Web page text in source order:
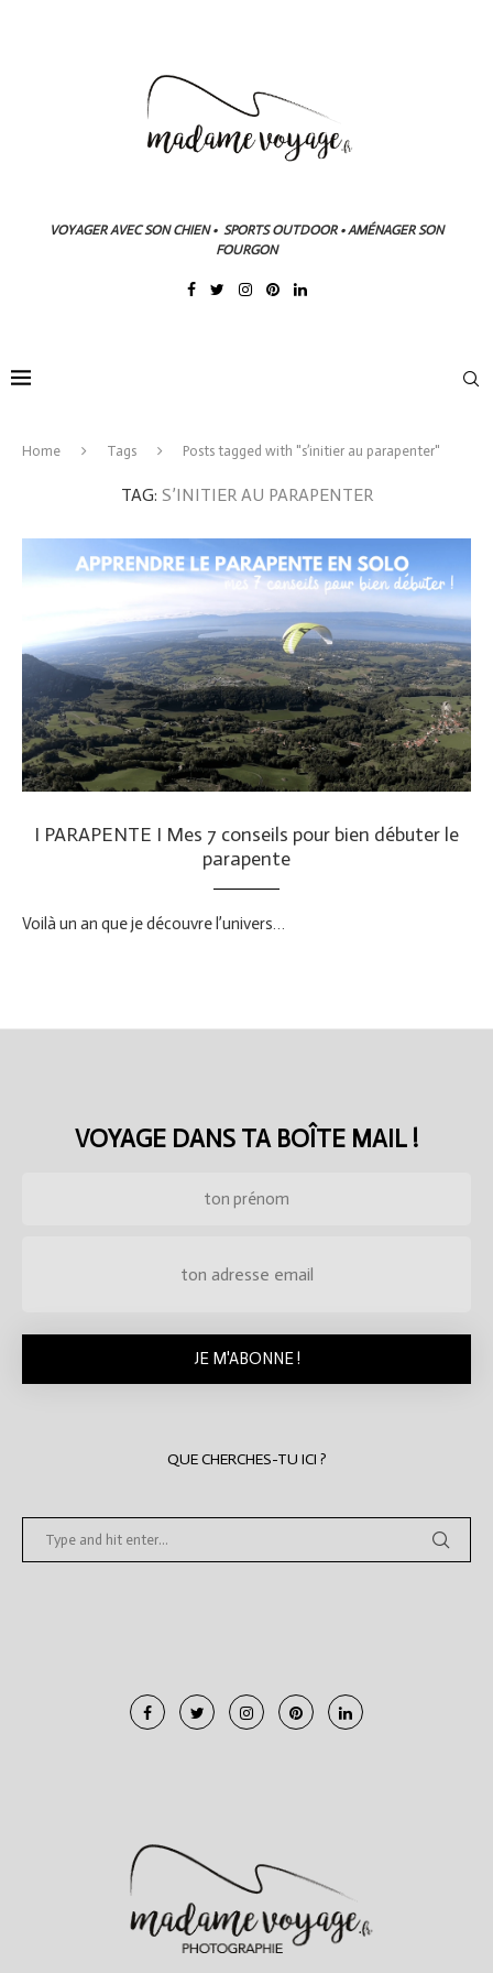
VOYAGER AVEC SON CHIEN • SPORTS OUTDOOR • AMÉNAGER SON
FOURGON
Home Tags Posts tagged with "s’initier au parapenter"
TAG: S’INITIER AU PARAPENTER
I PARAPENTE I Mes 7 conseils pour bien débuter le
parapente
Voilà un an que je découvre l’univers…
VOYAGE DANS TA BOÎTE MAIL !
QUE CHERCHES-TU ICI ?